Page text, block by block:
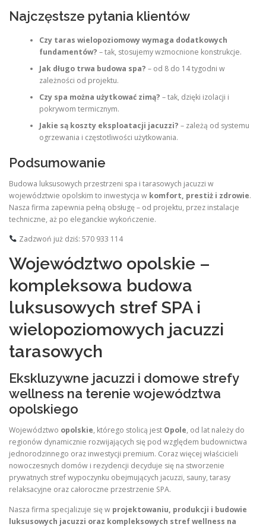
Najczęstsze pytania klientów
Czy taras wielopoziomowy wymaga dodatkowych
fundamentów? – tak, stosujemy wzmocnione konstrukcje.
Jak długo trwa budowa spa? – od 8 do 14 tygodni w
zależności od projektu.
Czy spa można użytkować zimą? – tak, dzięki izolacji i
pokrywom termicznym.
Jakie są koszty eksploatacji jacuzzi? – zależą od systemu
ogrzewania i częstotliwości użytkowania.
Podsumowanie
Budowa luksusowych przestrzeni spa i tarasowych jacuzzi w
województwie opolskim to inwestycja w komfort, prestiż i zdrowie.
Nasza firma zapewnia pełną obsługę – od projektu, przez instalacje
techniczne, aż po eleganckie wykończenie.
Zadzwoń już dziś: 570 933 114
Województwo opolskie –
kompleksowa budowa
luksusowych stref SPA i
wielopoziomowych jacuzzi
tarasowych
Ekskluzywne jacuzzi i domowe strefy
wellness na terenie województwa
opolskiego
Województwo opolskie, którego stolicą jest Opole, od lat należy do
regionów dynamicznie rozwijających się pod względem budownictwa
jednorodzinnego oraz inwestycji premium. Coraz więcej właścicieli
nowoczesnych domów i rezydencji decyduje się na stworzenie
prywatnych stref wypoczynku obejmujących jacuzzi, sauny, tarasy
relaksacyjne oraz całoroczne przestrzenie SPA.
Nasza firma specjalizuje się w projektowaniu, produkcji i budowie
luksusowych jacuzzi oraz kompleksowych stref wellness na